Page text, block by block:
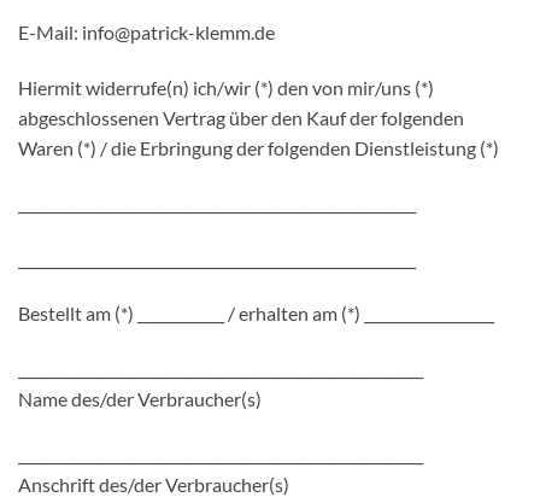
E-Mail: info@patrick-klemm.de
Hiermit widerrufe(n) ich/wir (*) den von mir/uns (*)
abgeschlossenen Vertrag über den Kauf der folgenden
Waren (*) / die Erbringung der folgenden Dienstleistung (*)
Bestellt am (*) ____________ / erhalten am (*) __________________
Name des/der Verbraucher(s)
Anschrift des/der Verbraucher(s)